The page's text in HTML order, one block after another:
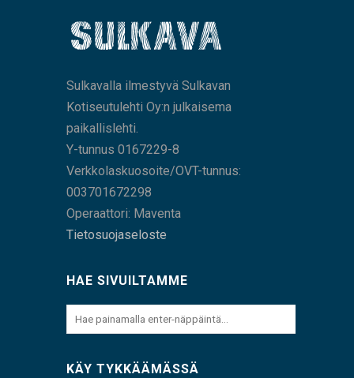
Sulkavalla ilmestyvä Sulkavan
Kotiseutulehti Oy:n julkaisema
paikallislehti.
Y-tunnus 0167229-8
Verkkolaskuosoite/OVT-tunnus:
003701672298
Operaattori: Maventa
Tietosuojaseloste
HAE SIVUILTAMME
KÄY TYKKÄÄMÄSSÄ